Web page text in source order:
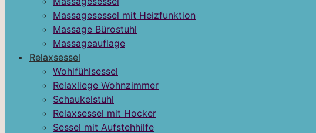
Massagesessel mit Heizfunktion
Massage Bürostuhl
Massageauflage
Relaxsessel
Wohlfühlsessel
Relaxliege Wohnzimmer
Schaukelstuhl
Relaxsessel mit Hocker
Sessel mit Aufstehhilfe